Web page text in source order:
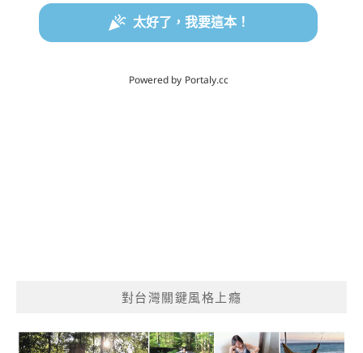
對台灣關鍵風格上癮